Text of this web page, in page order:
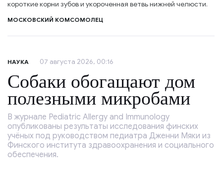
короткие корни зубов и укороченная ветвь нижней челюсти.
МОСКОВСКИЙ КОМСОМОЛЕЦ
НАУКА 07 августа 2026, 00:16
Собаки обогащают дом
полезными микробами
В журнале Pediatric Allergy and Immunology
опубликованы результаты исследования финских
учёных под руководством педиатра Дженни Мяки из
Финского института здравоохранения и социального
обеспечения.